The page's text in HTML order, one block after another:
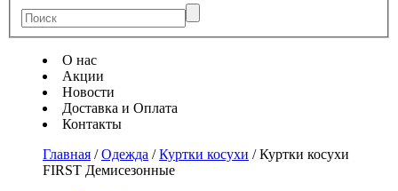
О нас
Акции
Новости
Доставка и Оплата
Контакты
Главная /Одежда /Куртки косухи /Куртки косухи
FIRST Демисезонные